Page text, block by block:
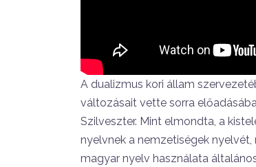
A dualizmus kori állam
változásait vette sorra
Szilveszter. Mint elmondta, a
nyelvnek a nemzetiségek
magyar nyelv használata